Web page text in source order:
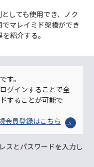
しても使用でき、ノク
マレイミド架橋ができ
紹介する。
す。
グインすることで全
することが可能で
会員登録はこちら
スとパスワードを入力し